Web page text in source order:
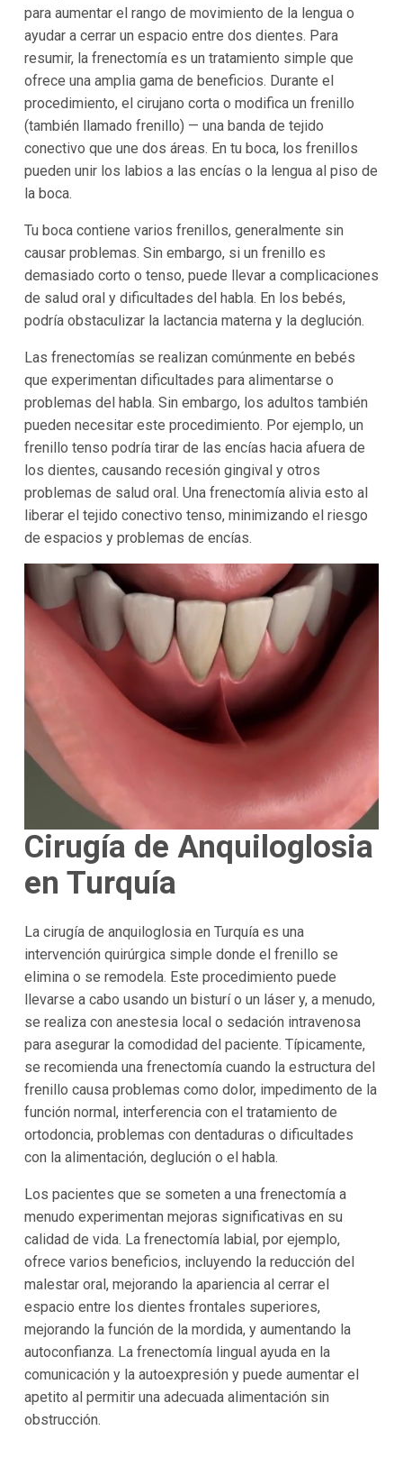
para aumentar el rango de movimiento de la lengua o
ayudar a cerrar un espacio entre dos dientes. Para
resumir, la frenectomía es un tratamiento simple que
ofrece una amplia gama de beneficios. Durante el
procedimiento, el cirujano corta o modifica un frenillo
(también llamado frenillo) — una banda de tejido
conectivo que une dos áreas. En tu boca, los frenillos
pueden unir los labios a las encías o la lengua al piso de
la boca.
Tu boca contiene varios frenillos, generalmente sin
causar problemas. Sin embargo, si un frenillo es
demasiado corto o tenso, puede llevar a complicaciones
de salud oral y dificultades del habla. En los bebés,
podría obstaculizar la lactancia materna y la deglución.
Las frenectomías se realizan comúnmente en bebés
que experimentan dificultades para alimentarse o
problemas del habla. Sin embargo, los adultos también
pueden necesitar este procedimiento. Por ejemplo, un
frenillo tenso podría tirar de las encías hacia afuera de
los dientes, causando recesión gingival y otros
problemas de salud oral. Una frenectomía alivia esto al
liberar el tejido conectivo tenso, minimizando el riesgo
de espacios y problemas de encías.
Cirugía de Anquiloglosia
en Turquía
La cirugía de anquiloglosia en Turquía es una
intervención quirúrgica simple donde el frenillo se
elimina o se remodela. Este procedimiento puede
llevarse a cabo usando un bisturí o un láser y, a menudo,
se realiza con anestesia local o sedación intravenosa
para asegurar la comodidad del paciente. Típicamente,
se recomienda una frenectomía cuando la estructura del
frenillo causa problemas como dolor, impedimento de la
función normal, interferencia con el tratamiento de
ortodoncia, problemas con dentaduras o dificultades
con la alimentación, deglución o el habla.
Los pacientes que se someten a una frenectomía a
menudo experimentan mejoras significativas en su
calidad de vida. La frenectomía labial, por ejemplo,
ofrece varios beneficios, incluyendo la reducción del
malestar oral, mejorando la apariencia al cerrar el
espacio entre los dientes frontales superiores,
mejorando la función de la mordida, y aumentando la
autoconfianza. La frenectomía lingual ayuda en la
comunicación y la autoexpresión y puede aumentar el
apetito al permitir una adecuada alimentación sin
obstrucción.